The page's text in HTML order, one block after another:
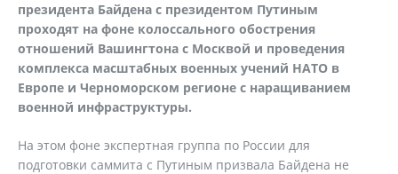
президента Байдена с президентом Путиным
проходят на фоне колоссального обострения
отношений Вашингтона с Москвой и проведения
комплекса масштабных военных учений НАТО в
Европе и Черноморском регионе с наращиванием
военной инфраструктуры.
На этом фоне экспертная группа по России для
подготовки саммита с Путиным призвала Байдена не